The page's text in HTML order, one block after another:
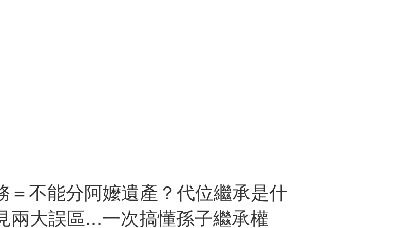
＝不能分阿嬤遺產？代位繼承是什
兩大誤區...一次搞懂孫子繼承權